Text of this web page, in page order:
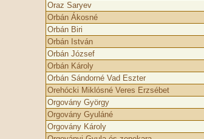
Oraz Saryev
Orbán Ákosné
Orbán Biri
Orbán István
Orbán József
Orbán Károly
Orbán Sándorné Vad Eszter
Orehócki Miklósné Veres Erzsébet
Orgovány György
Orgovány Gyuláné
Orgovány Károly